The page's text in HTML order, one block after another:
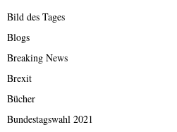
Bild des Tages
Blogs
Breaking News
Brexit
Bücher
Bundestagswahl 2021